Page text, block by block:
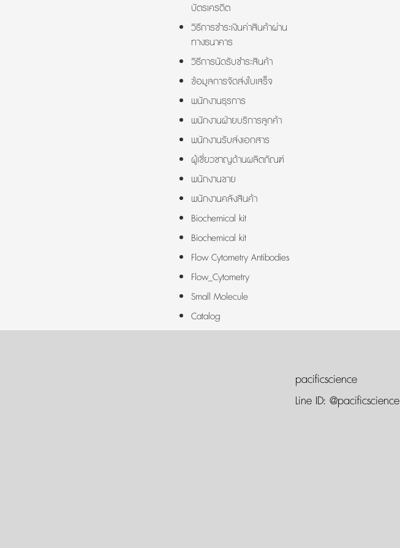
บัตรเครดิต
วิธีการชำระเงินค่าสินค้าผ่าน
ทางธนาคาร
วิธีการนัดรับชำระสินค้า
ข้อมูลการจัดส่งใบเสร็จ
พนักงานธุรการ
พนักงานฝ่ายบริการลูกค้า
พนักงานรับส่งเอกสาร
ผู้เชี่ยวชาญด้านผลิตภัณฑ์
พนักงานขาย
พนักงานคลังสินค้า
Biochemical kit
Biochemical kit
Flow Cytometry Antibodies
Flow_Cytometry
Small Molecule
Catalog
pacificscience
Line ID: @pacificscience